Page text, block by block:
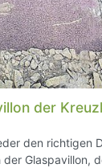
der
den richtigen
Glaspavillon,